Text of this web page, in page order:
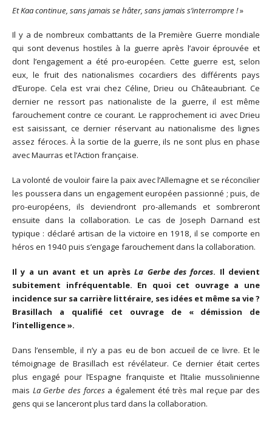
Et Kaa continue, sans jamais se hâter, sans jamais s’interrompre !»
Il y a de nombreux combattants de la Première Guerre mondiale
qui sont devenus hostiles à la guerre après l’avoir éprouvée et
dont l’engagement a été pro-européen. Cette guerre est, selon
eux, le fruit des nationalismes cocardiers des différents pays
d’Europe. Cela est vrai chez Céline, Drieu ou Châteaubriant. Ce
dernier ne ressort pas nationaliste de la guerre, il est même
farouchement contre ce courant. Le rapprochement ici avec Drieu
est saisissant, ce dernier réservant au nationalisme des lignes
assez féroces. À la sortie de la guerre, ils ne sont plus en phase
avec Maurras et l’Action française.
La volonté de vouloir faire la paix avec l’Allemagne et se réconcilier
les poussera dans un engagement européen passionné ; puis, de
pro-européens, ils deviendront pro-allemands et sombreront
ensuite dans la collaboration. Le cas de Joseph Darnand est
typique : déclaré artisan de la victoire en 1918, il se comporte en
héros en 1940 puis s’engage farouchement dans la collaboration.
Il y a un avant et un aprèsLa Gerbe des forces. Il devient
subitement infréquentable. En quoi cet ouvrage a une
incidence sur sa carrière littéraire, ses idées et même sa vie ?
Brasillach a qualifié cet ouvrage de « démission de
l’intelligence ».
Dans l’ensemble, il n’y a pas eu de bon accueil de ce livre. Et le
témoignage de Brasillach est révélateur. Ce dernier était certes
plus engagé pour l’Espagne franquiste et l’Italie mussolinienne
mais La Gerbe des forcesa également été très mal reçue par des
gens qui se lanceront plus tard dans la collaboration.